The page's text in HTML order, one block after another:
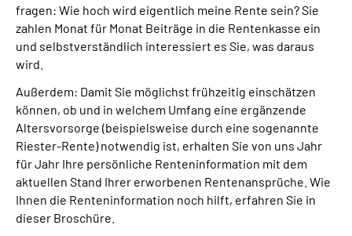
Mein Kundenportal
fragen: Wie hoch wird eigentlich meine Rente sein? Sie
zahlen Monat für Monat Beiträge in die Rentenkasse ein
und selbstverständlich interessiert es Sie, was daraus
wird.
Außerdem: Damit Sie möglichst frühzeitig einschätzen
können, ob und in welchem Umfang eine ergänzende
Altersvorsorge (beispielsweise durch eine sogenannte
Riester-Rente) notwendig ist, erhalten Sie von uns Jahr
für Jahr Ihre persönliche Renteninformation mit dem
aktuellen Stand Ihrer erworbenen Rentenansprüche. Wie
Ihnen die Renteninformation noch hilft, erfahren Sie in
dieser Broschüre.